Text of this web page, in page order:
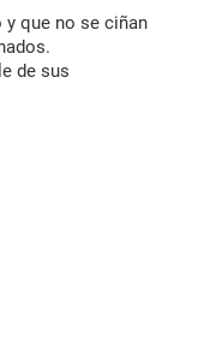
que no se ciñan
de sus